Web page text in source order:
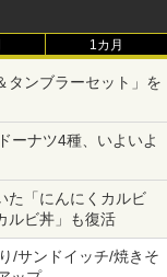
1カ月
タンブラーセット」を
ーナツ4種、いよいよ
た「にんにくカルビ
ルビ丼」も復活
/サンドイッチ/焼きそ